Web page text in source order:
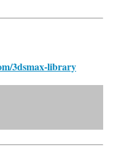
3dsmax-library